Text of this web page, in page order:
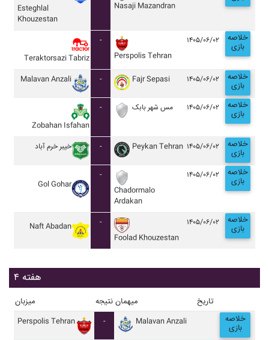
Esteghlal
Khouzestan
Nasaji Mazandran
Teraktorsazi Tabriz
-
Perspolis Tehran
۱۴۰۵/۰۶/۰۲ خلاصه
بازی
Malavan Anzali - Fajr Sepasi ۱۴۰۵/۰۶/۰۲ خلاصه
بازی
Zobahan Isfahan
- مس شهر بابک ۱۴۰۵/۰۶/۰۲ خلاصه
بازی
خيبر خرم آباد - Peykan Tehran ۱۴۰۵/۰۶/۰۲ خلاصه
بازی
Gol Gohar
-
Chadormalo
Ardakan
۱۴۰۵/۰۶/۰۲ خلاصه
بازی
Naft Abadan
-
Foolad Khouzestan
۱۴۰۵/۰۶/۰۲ خلاصه
بازی
هفته ۴
میزبان نتیجه میهمان تاریخ
Perspolis Tehran - Malavan Anzali خلاصه
بازی